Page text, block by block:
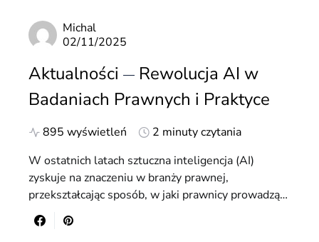
Michal
02/11/2025
Aktualności
Rewolucja AI w
Badaniach Prawnych i Praktyce
895 wyświetleń
2 minuty czytania
W ostatnich latach sztuczna inteligencja (AI)
zyskuje na znaczeniu w branży prawnej,
przekształcając sposób, w jaki prawnicy prowadzą…